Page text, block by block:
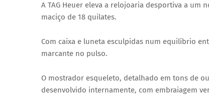
A TAG Heuer eleva a relojoaria desportiva a um
maciço de 18 quilates.
Com caixa e luneta esculpidas num equilíbrio
marcante no pulso.
O mostrador esqueleto, detalhado em tons de
desenvolvido internamente, com embraiagem